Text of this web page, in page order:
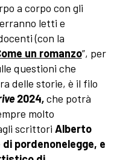
a corpo con gli
letti e
(con la
un romanzo”, per
questioni che
delle storie, è il filo
2024,che potrà
molto
scrittori Alberto
pordenonelegge, e